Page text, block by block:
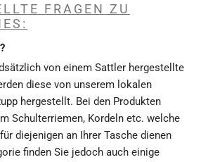
FRAGEN ZU
von einem Sattler hergestellte
diese von unserem lokalen
hergestellt. Bei den Produkten
Schulterriemen, Kordeln etc. welche
diejenigen an Ihrer Tasche dienen
finden Sie jedoch auch einige